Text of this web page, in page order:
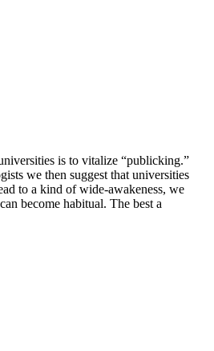
is to vitalize “publicking.”
we then suggest that universities
to a kind of wide-awakeness, we
become habitual. The best a